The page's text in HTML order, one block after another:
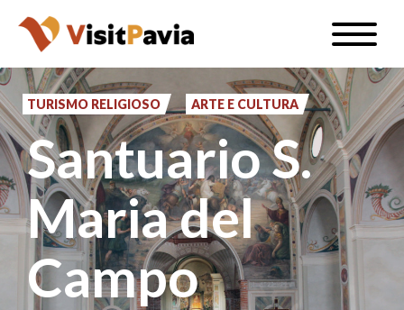
Salta
contenuto
principale
Toggle
IT
#visitpavia
TURISMO RELIGIOSO ARTE E CULTURA
Santuario S.
Maria del
Campo